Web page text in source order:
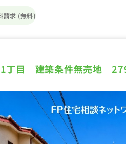
請求 (無料)
1丁目 建築条件無売地